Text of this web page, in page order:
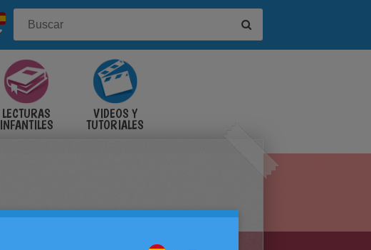
LECTURAS
INFANTILES
VIDEOS Y
TUTORIALES